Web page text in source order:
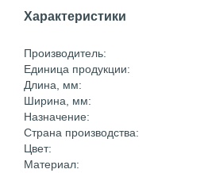
Характеристики
Производитель:
Единица продукции:
Длина, мм:
Ширина, мм:
Назначение:
Страна производства:
Цвет:
Материал: